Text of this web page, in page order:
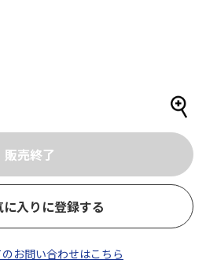
に入りに登録する
お問い合わせはこちら